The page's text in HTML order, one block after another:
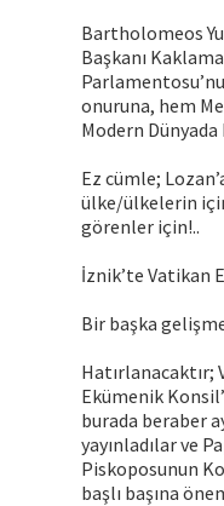
Bartholomeos
Başkanı
onuruna, hem
Modern
Ez cümle;
ülke/ülkelerin
görenler için!..
İznik’te Vatikan
Bir başka
Hatırlanacaktır;
Ekümenik
burada beraber
yayınladılar ve
Piskoposunun
başlı başına